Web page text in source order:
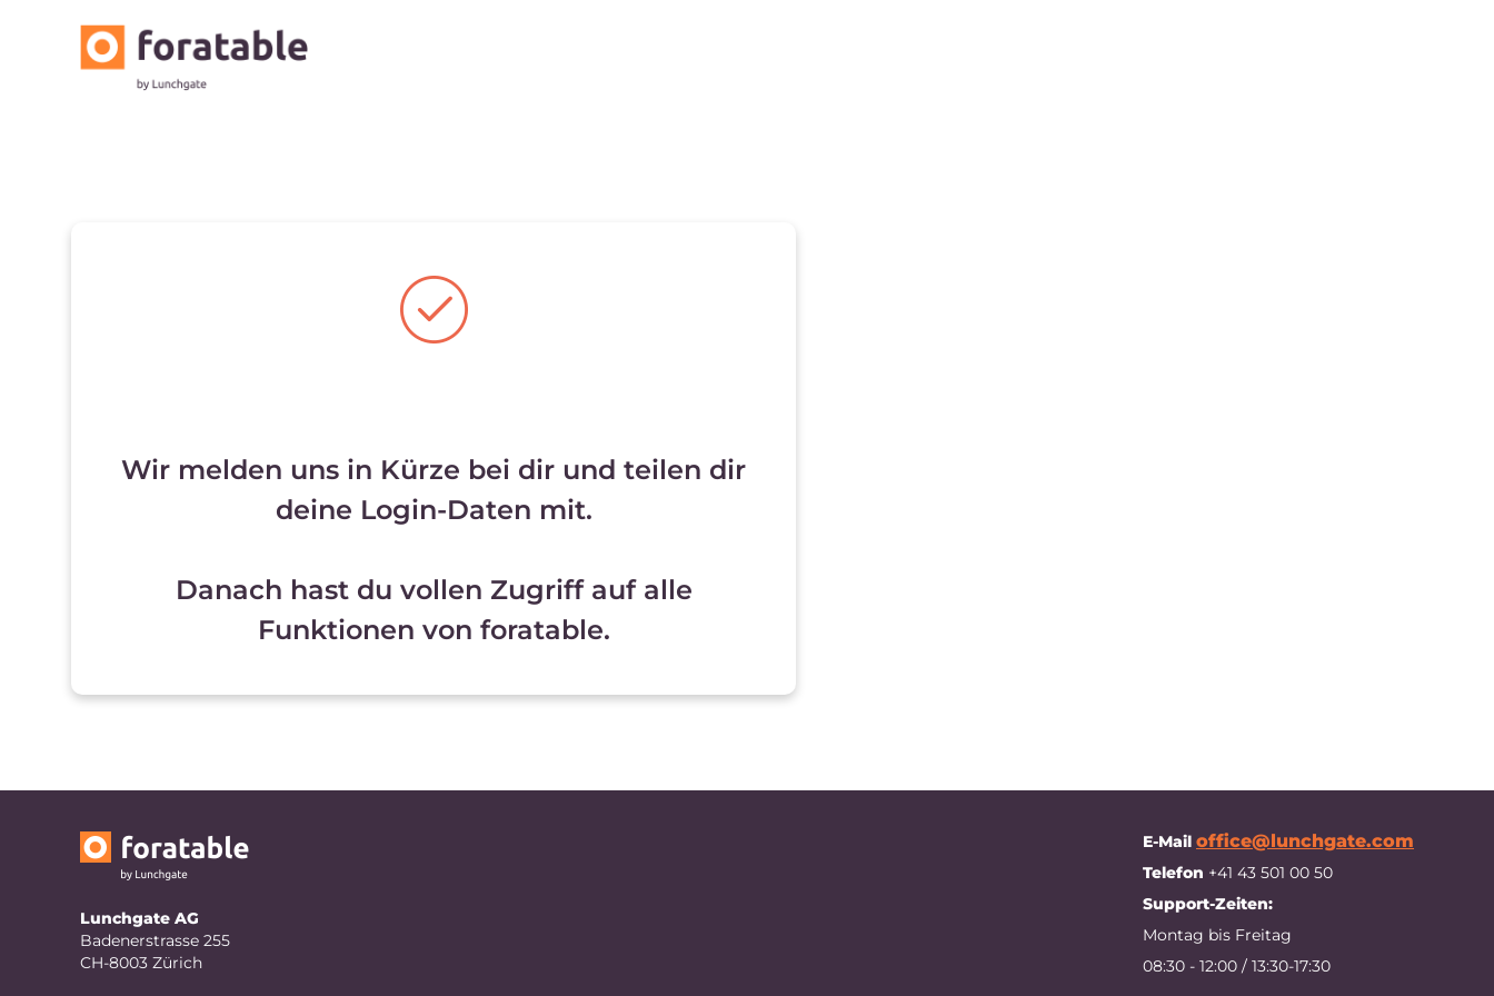
Wir melden uns in Kürze bei dir und teilen dir
deine Login-Daten mit.
Danach hast du vollen Zugriff auf alle
Funktionen von foratable.
Lunchgate AG
Badenerstrasse 255
CH-8003 Zürich
E-Mail office@lunchgate.com
Telefon +41 43 501 00 50
Support-Zeiten:
Montag bis Freitag
08:30 - 12:00 / 13:30-17:30